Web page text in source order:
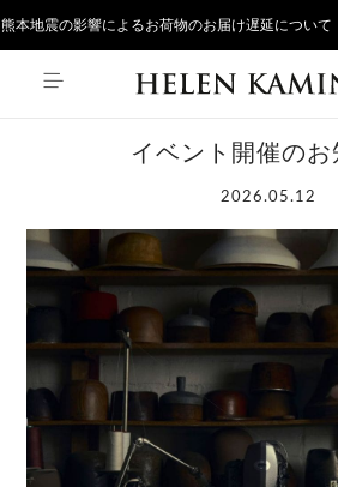
本地震の影響によるお荷物のお届け遅延について
イベント開催のお
2026.05.12